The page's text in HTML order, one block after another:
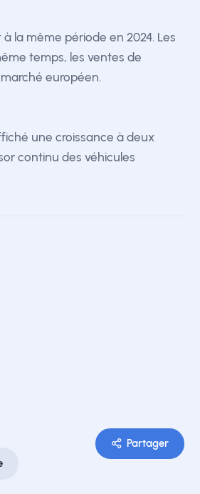
la même période en 2024. Les
temps, les ventes de
européen.
une croissance à deux
continu des véhicules
Partager